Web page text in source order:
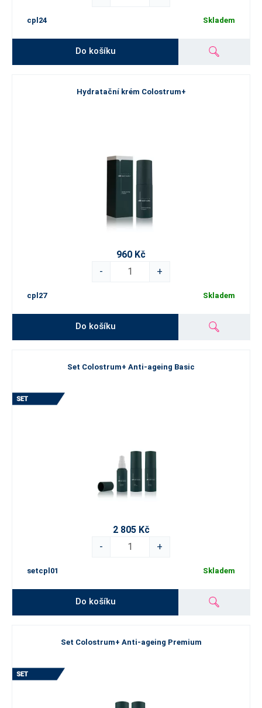
cpl24 Skladem
Do košíku
Hydratační krém Colostrum+
960 Kč
-
+
cpl27 Skladem
Do košíku
Set Colostrum+ Anti-ageing Basic
2 805 Kč
-
+
setcpl01 Skladem
Do košíku
Set Colostrum+ Anti-ageing Premium